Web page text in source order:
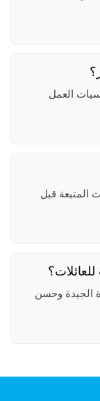
العمل
المتبعة قبل
الجيدة وحسن